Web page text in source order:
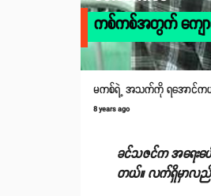
ကစ်ကစ်အတွက် ကျေ
မကစ်ရဲ့ အသက်ကို ရအောင်က
8 years ago
ခင်သဇင်က အရေး
တယ်။ လက်ရှိမှာလည်